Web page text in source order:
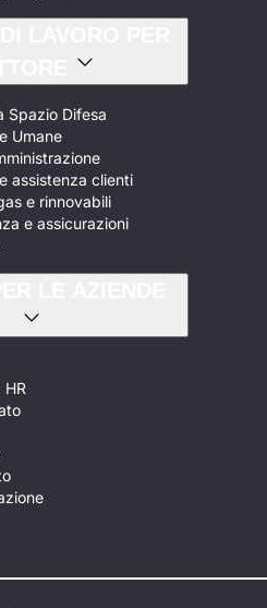
Spazio Difesa
Umane
assistenza clienti
e rinnovabili
e assicurazioni
HR